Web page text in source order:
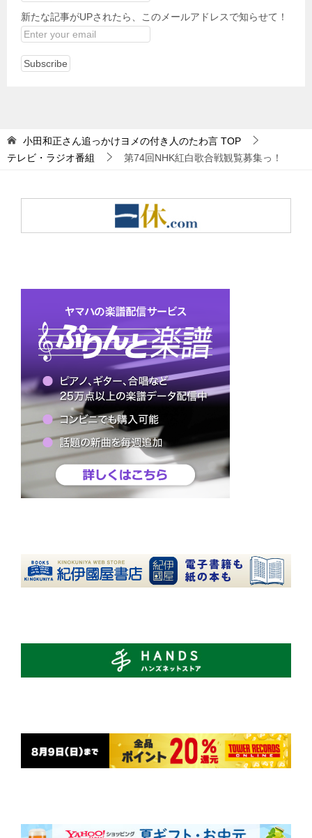
新たな記事がUPされたら、このメールアドレスで知らせて！
小田和正さん追っかけヨメの付き人のたわ言 TOP
テレビ・ラジオ番組
第74回NHK紅白歌合戦観覧募集っ！